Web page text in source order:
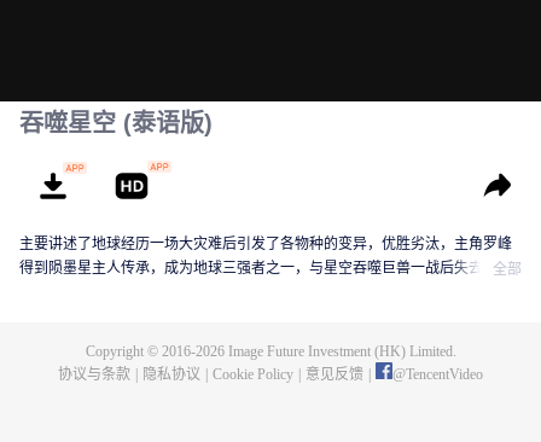
吞噬星空 (泰语版)
主要讲述了地球经历一场大灾难后引发了各物种的变异，优胜劣汰，主角罗峰
得到陨墨星主人传承，成为地球三强者之一，与星空吞噬巨兽一战后失去肉全部
Copyright © 2016-2026Image Future Investment (HK) Limited.
协议与条款
隐私协议 Cookie Policy 意见反馈 @TencentVideo